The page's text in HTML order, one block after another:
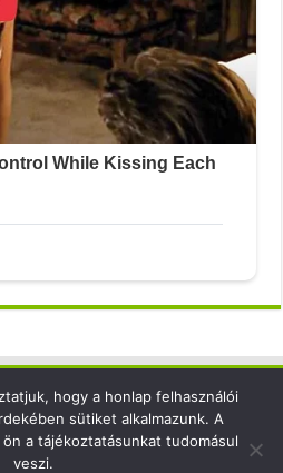
hogy a honlap felhasználói
sütiket alkalmazunk. A
a tájékoztatásunkat tudomásul
veszi.